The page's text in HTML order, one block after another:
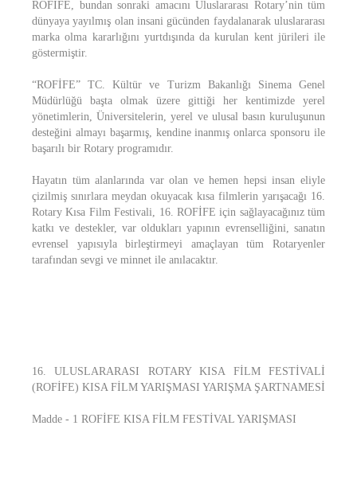
ROFİFE, bundan sonraki amacını Uluslararası Rotary’nin tüm
dünyaya yayılmış olan insani gücünden faydalanarak uluslararası
marka olma kararlığını yurtdışında da kurulan kent jürileri ile
göstermiştir.
“ROFİFE” TC. Kültür ve Turizm Bakanlığı Sinema Genel
Müdürlüğü başta olmak üzere gittiği her kentimizde yerel
yönetimlerin, Üniversitelerin, yerel ve ulusal basın kuruluşunun
desteğini almayı başarmış, kendine inanmış onlarca sponsoru ile
başarılı bir Rotary programıdır.
Hayatın tüm alanlarında var olan ve hemen hepsi insan eliyle
çizilmiş sınırlara meydan okuyacak kısa filmlerin yarışacağı 16.
Rotary Kısa Film Festivali, 16. ROFİFE için sağlayacağınız tüm
katkı ve destekler, var oldukları yapının evrenselliğini, sanatın
evrensel yapısıyla birleştirmeyi amaçlayan tüm Rotaryenler
tarafından sevgi ve minnet ile anılacaktır.
16. ULUSLARARASI ROTARY KISA FİLM FESTİVALİ
(ROFİFE) KISA FİLM YARIŞMASI YARIŞMA ŞARTNAMESİ
Madde - 1 ROFİFE KISA FİLM FESTİVAL YARIŞMASI